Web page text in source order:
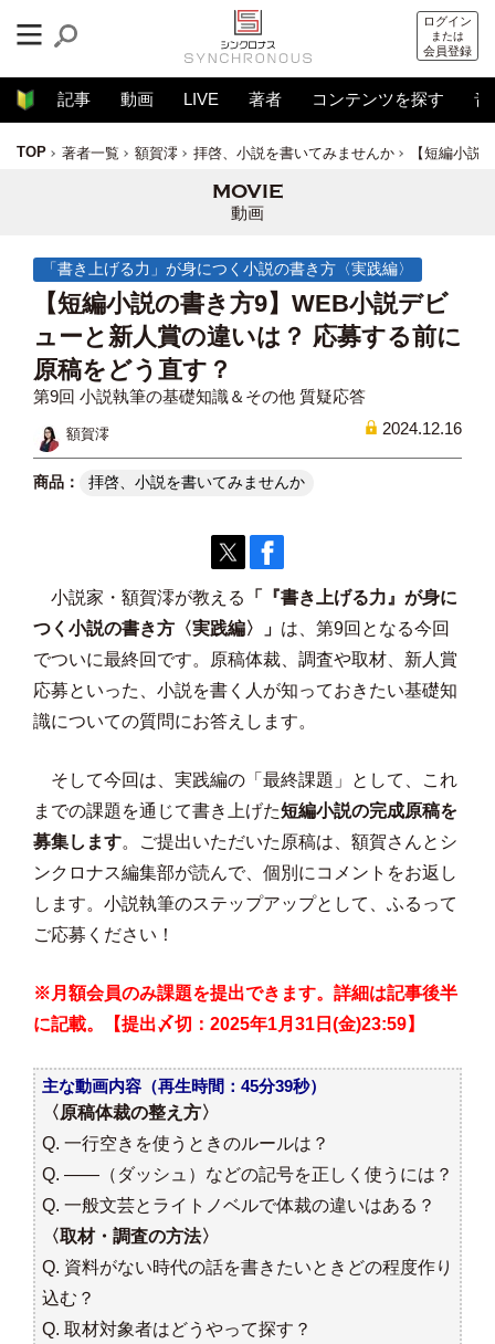
ログイン
または
会員登録
記事 動画 LIVE 著者 コンテンツを探す 音
TOP 著者一覧 額賀澪 拝啓、小説を書いてみませんか 【短編小説
動画
「書き上げる力」が身につく小説の書き方〈実践編〉
【短編小説の書き方9】WEB小説デビ
ューと新人賞の違いは？ 応募する前に
原稿をどう直す？
第9回 小説執筆の基礎知識＆その他 質疑応答
額賀澪 2024.12.16
拝啓、小説を書いてみませんか
小説家・額賀澪が教える
「『書き上げる力』が身に
つく小説の書き方〈実践編〉」 は、第9回となる今回
でついに最終回です。原稿体裁、調査や取材、新人賞
応募といった、小説を書く人が知っておきたい基礎知
識についての質問にお答えします。
そして今回は、実践編の「最終課題」として、これ
までの課題を通じて書き上げた短編小説の完成原稿を
募集します。ご提出いただいた原稿は、額賀さんとシ
ンクロナス編集部が読んで、個別にコメントをお返し
します。小説執筆のステップアップとして、ふるって
ご応募ください！
※月額会員のみ課題を提出できます。詳細は記事後半
に記載。【提出〆切：2025年1月31日(金)23:59】
主な動画内容（再生時間：45分39秒）
〈原稿体裁の整え方〉
Q. 一行空きを使うときのルールは？
Q. ――（ダッシュ）などの記号を正しく使うには？
Q. 一般文芸とライトノベルで体裁の違いはある？
〈取材・調査の方法〉
Q. 資料がない時代の話を書きたいときどの程度作り
込む？
Q. 取材対象者はどうやって探す？